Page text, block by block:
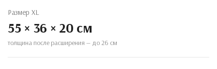
Размер XL
55 × 36 × 20 см
толщина после расширения — до 26 см